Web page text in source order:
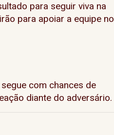
para seguir viva na
para apoiar a equipe no
com chances de
diante do adversário.